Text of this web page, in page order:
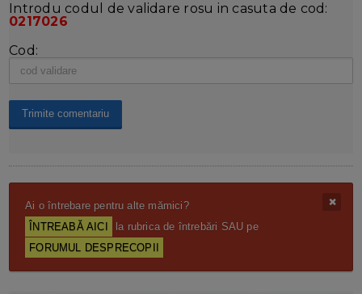
Introdu codul de validare rosu in casuta de cod:
0217026
Cod:
Ai o întrebare pentru alte mămici?
ÎNTREABĂ AICI
la rubrica de întrebări SAU pe
FORUMUL DESPRECOPII